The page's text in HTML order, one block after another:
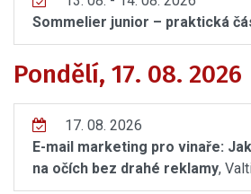
Sommelier junior – praktická
Pondělí, 17. 08. 2026
17. 08. 2026
E-mail marketing pro vinaře:
na očích bez drahé reklamy,